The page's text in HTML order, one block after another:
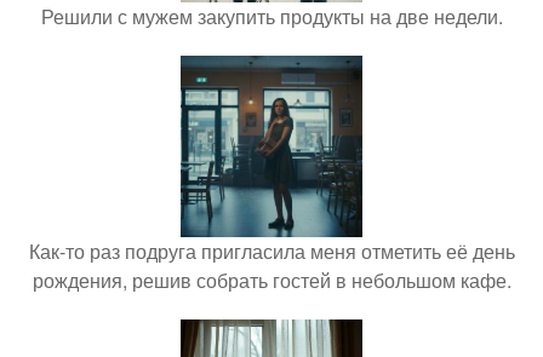
Решили с мужем закупить продукты на две недели.
Как-то раз подруга пригласила меня отметить её день
рождения, решив собрать гостей в небольшом кафе.